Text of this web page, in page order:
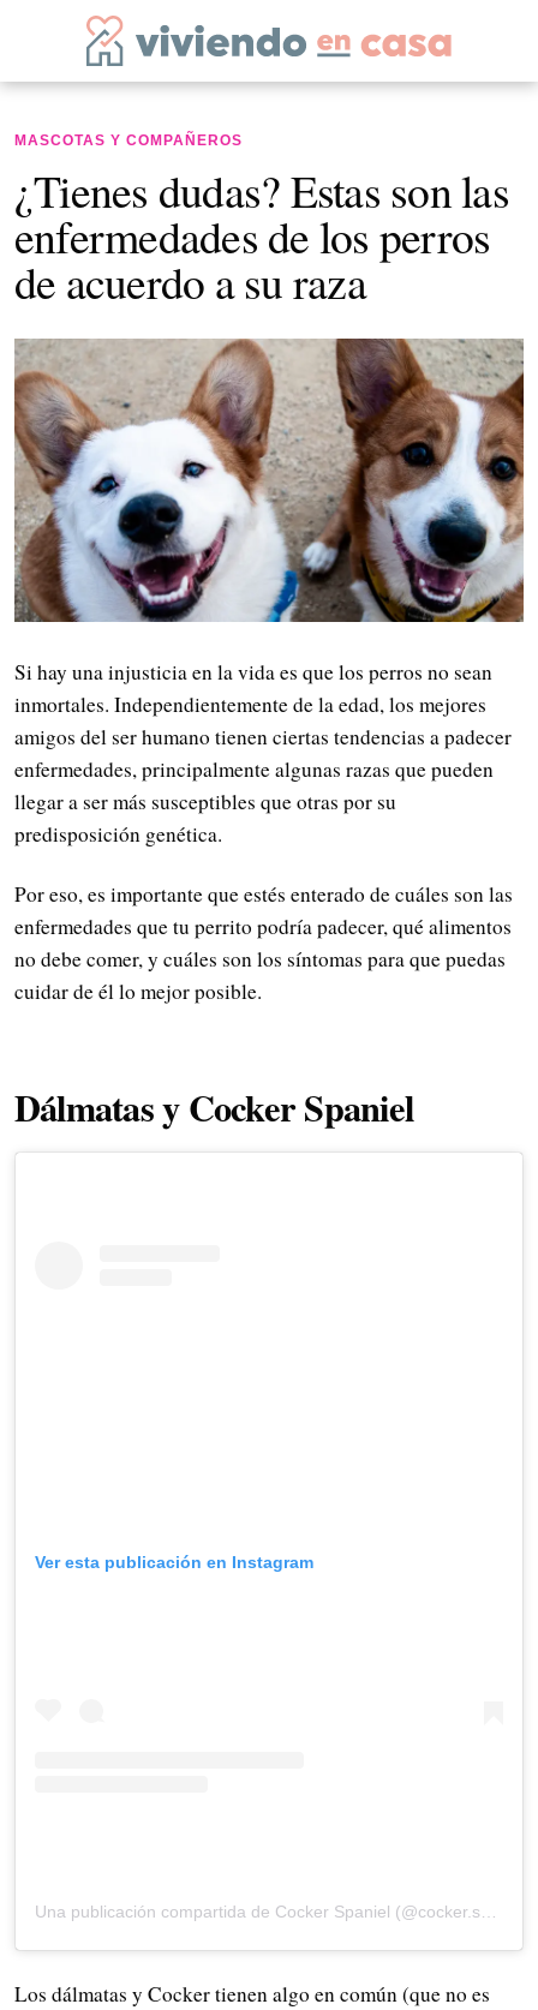
MASCOTAS Y COMPAÑEROS
¿Tienes dudas? Estas son las
enfermedades de los perros
de acuerdo a su raza
Si hay una injusticia en la vida es que los perros no sean
inmortales. Independientemente de la edad, los mejores
amigos del ser humano tienen ciertas tendencias a padecer
enfermedades, principalmente algunas razas que pueden
llegar a ser más susceptibles que otras por su
predisposición genética.
Por eso, es importante que estés enterado de cuáles son las
enfermedades que tu perrito podría padecer, qué alimentos
no debe comer, y cuáles son los síntomas para que puedas
cuidar de él lo mejor posible.
Dálmatas y Cocker Spaniel
Ver esta publicación en Instagram
Los dálmatas y Cocker tienen algo en común (que no es